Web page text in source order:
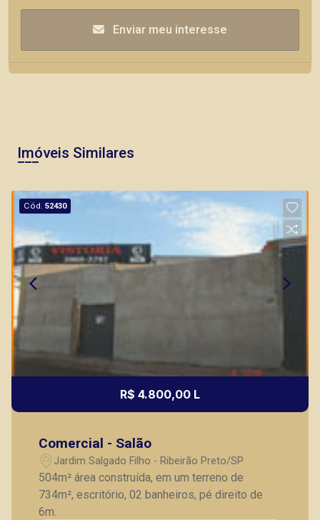
Enviar meu interesse
Imóveis Similares
Cód.52430
R$ 4.800,00 L
Comercial - Salão
Jardim Salgado Filho - Ribeirão Preto/SP
504m² área construída, em um terreno de
734m², escritório, 02 banheiros, pé direito de
6m.